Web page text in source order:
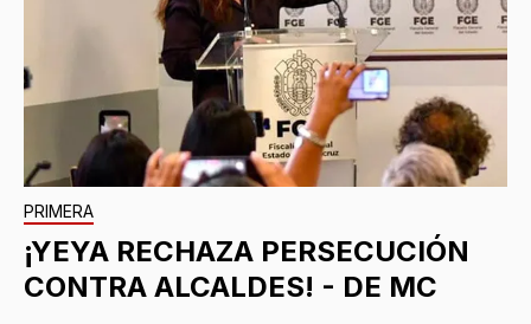
PRIMERA
¡YEYA RECHAZA PERSECUCIÓN
CONTRA ALCALDES! - DE MC